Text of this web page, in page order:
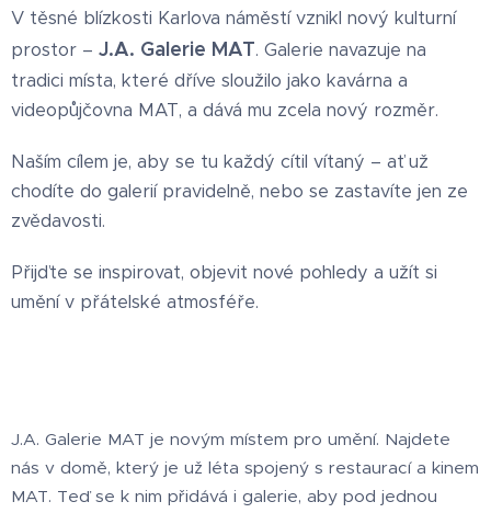
V těsné blízkosti Karlova náměstí vznikl nový kulturní
prostor – J.A. Galerie MAT. Galerie navazuje na
tradici místa, které dříve sloužilo jako kavárna a
videopůjčovna MAT, a dává mu zcela nový rozměr.
Naším cílem je, aby se tu každý cítil vítaný – ať už
chodíte do galerií pravidelně, nebo se zastavíte jen ze
zvědavosti.
Přijďte se inspirovat, objevit nové pohledy a užít si
umění v přátelské atmosféře.
J.A. Galerie MAT je novým místem pro umění. Najdete
nás v domě, který je už léta spojený s restaurací a kinem
MAT. Teď se k nim přidává i galerie, aby pod jednou